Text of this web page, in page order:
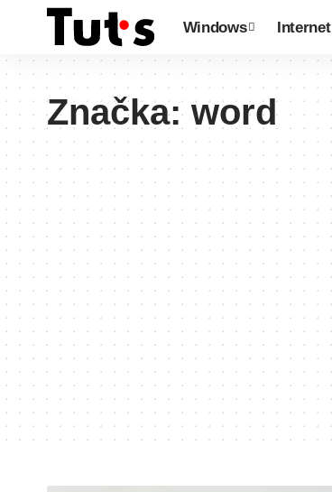
Windows Internet
Značka: word